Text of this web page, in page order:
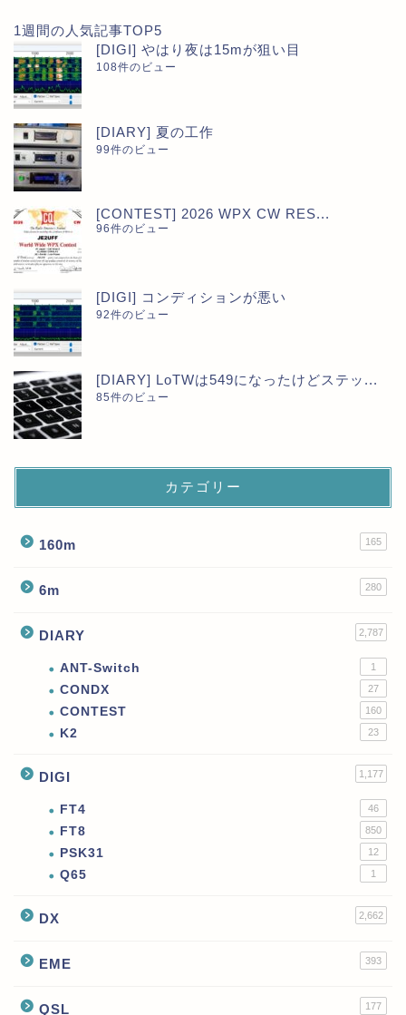
1週間の人気記事TOP5
[DIGI] やはり夜は15mが狙い目
108件のビュー
[DIARY] 夏の工作
99件のビュー
[CONTEST] 2026 WPX CW RES...
96件のビュー
[DIGI] コンディションが悪い
92件のビュー
[DIARY] LoTWは549になったけどステッ...
85件のビュー
カテゴリー
160m 165
6m 280
DIARY 2,787
ANT-Switch 1
CONDX 27
CONTEST 160
K2 23
DIGI 1,177
FT4 46
FT8 850
PSK31 12
Q65 1
DX 2,662
EME 393
QSL 177